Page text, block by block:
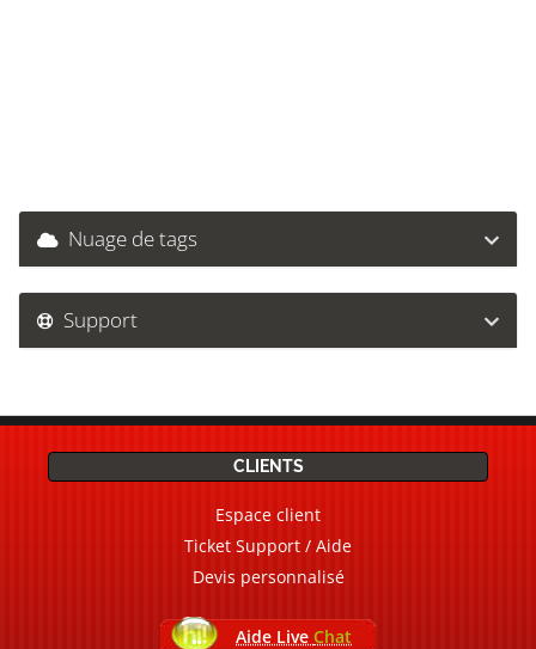
Nuage de tags
Support
CLIENTS
Espace client
Ticket Support / Aide
Devis personnalisé
Aide Live Chat